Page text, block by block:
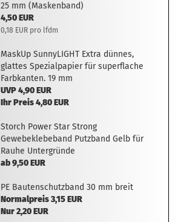
25 mm (Maskenband)
4,50 EUR
0,18 EUR pro lfdm
MaskUp SunnyLIGHT Extra dünnes,
glattes Spezialpapier für superflache
Farbkanten. 19 mm
UVP 4,90 EUR
Ihr Preis 4,80 EUR
Storch Power Star Strong
Gewebeklebeband Putzband Gelb für
Rauhe Untergründe
ab 9,50 EUR
PE Bautenschutzband 30 mm breit
Normalpreis 3,15 EUR
Nur 2,20 EUR